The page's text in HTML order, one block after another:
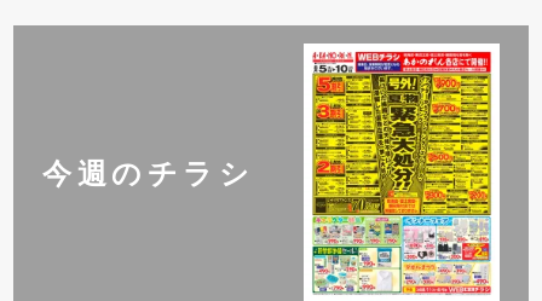
今週のチラシ